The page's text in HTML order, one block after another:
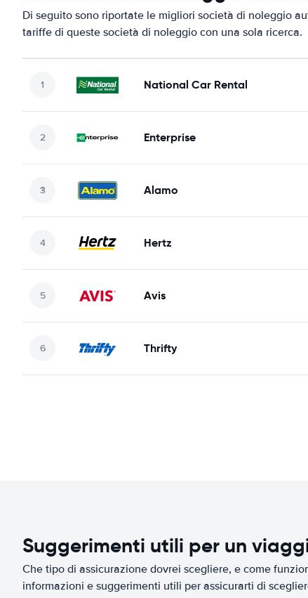
Di seguito sono riportate le migliori società di noleggio
tariffe di queste società di noleggio con una sola ricerca.
National Car Rental
Enterprise
Alamo
Hertz
Avis
Thrifty
Suggerimenti utili per un
Che tipo di assicurazione dovrei scegliere, e come
informazioni e suggerimenti utili per assicurarti di